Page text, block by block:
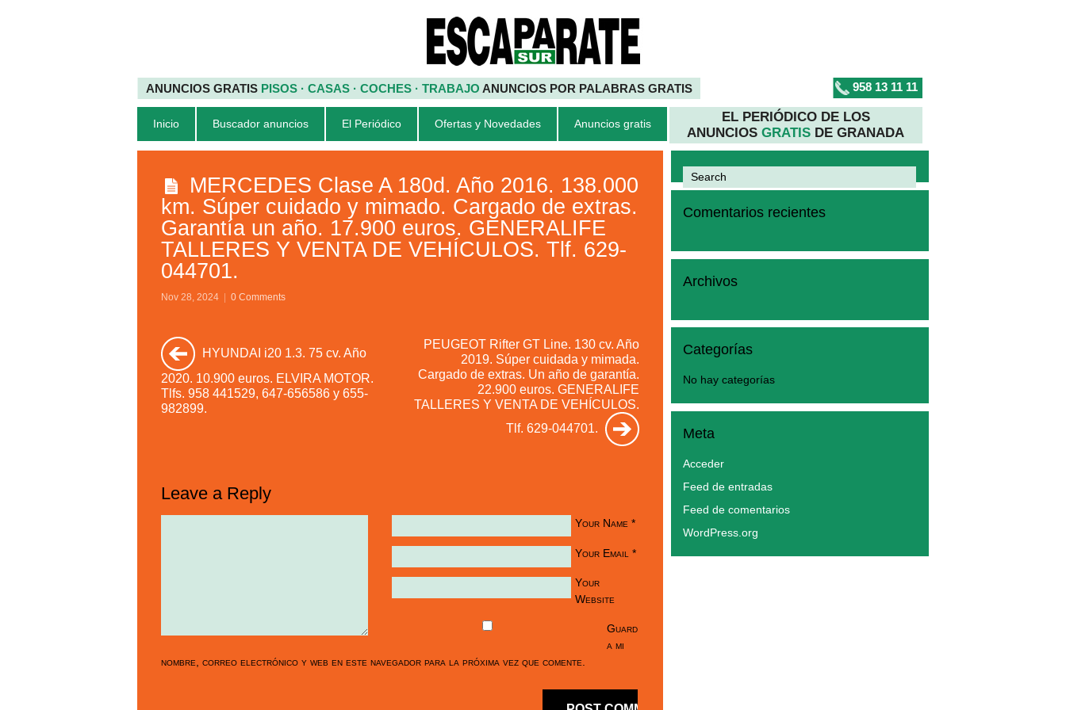
ANUNCIOS GRATIS PISOS · CASAS · COCHES · TRABAJO ANUNCIOS POR PALABRAS GRATIS 958 13 11 11
Inicio Buscador anuncios El Periódico Ofertas y Novedades Anuncios gratis
EL PERIÓDICO DE LOS
ANUNCIOSGRATIS DE GRANADA
MERCEDES Clase A 180d. Año 2016. 138.000
km. Súper cuidado y mimado. Cargado de extras.
Garantía un año. 17.900 euros. GENERALIFE
TALLERES Y VENTA DE VEHÍCULOS. Tlf. 629-
044701.
Nov 28, 2024 0 Comments
HYUNDAI i20 1.3. 75 cv. Año
2020. 10.900 euros. ELVIRA MOTOR.
Tlfs. 958 441529, 647-656586 y 655-
982899.
PEUGEOT Rifter GT Line. 130 cv. Año
2019. Súper cuidada y mimada.
Cargado de extras. Un año de garantía.
22.900 euros. GENERALIFE
TALLERES Y VENTA DE VEHÍCULOS.
Tlf. 629-044701.
Leave a Reply
Your Name *
Your Email *
Your
Website
Guard
a mi
nombre, correo electrónico y web en este navegador para la próxima vez que comente.
Comentarios recientes
Archivos
Categorías
No hay categorías
Meta
Acceder
Feed de entradas
Feed de comentarios
WordPress.org